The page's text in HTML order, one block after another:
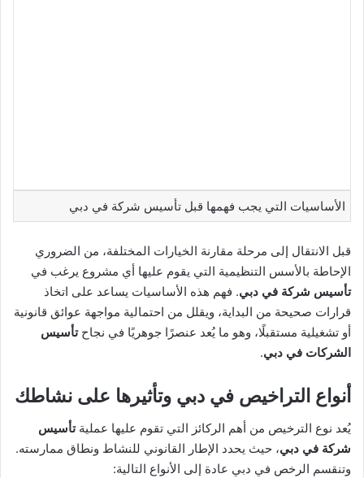
الأساسيات التي يجب فهمها قبل تأسيس شركة في دبي
قبل الانتقال إلى مرحلة مقارنة الخيارات المختلفة، من الضروري
الإحاطة بالأسس التنظيمية التي يقوم عليها أي مشروع يرغب في
تأسيس شركة في دبي. فهم هذه الأساسيات يساعد على اتخاذ
قرارات صحيحة من البداية، ويقلل من احتمالية مواجهة عوائق قانونية
أو تشغيلية مستقبلًا، وهو ما يُعد عنصرًا جوهريًا في نجاحتأسيس
الشركات في دبي.
أنواع التراخيص في دبي وتأثيرها على نشاطك
يُعد نوع الترخيص من أهم الركائز التي تقوم عليها عمليةتأسيس
شركة في دبي، حيث يحدد الإطار القانوني للنشاط ونطاق ممارسته.
وتنقسم الرخص في دبي عادة إلى الأنواع التالية: